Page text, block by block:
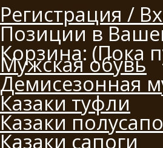
Регистрация /
Позиции в
Корзина: (Пока
Мужская обувь
Демисезонная
Казаки туфли
Казаки
Казаки сапоги